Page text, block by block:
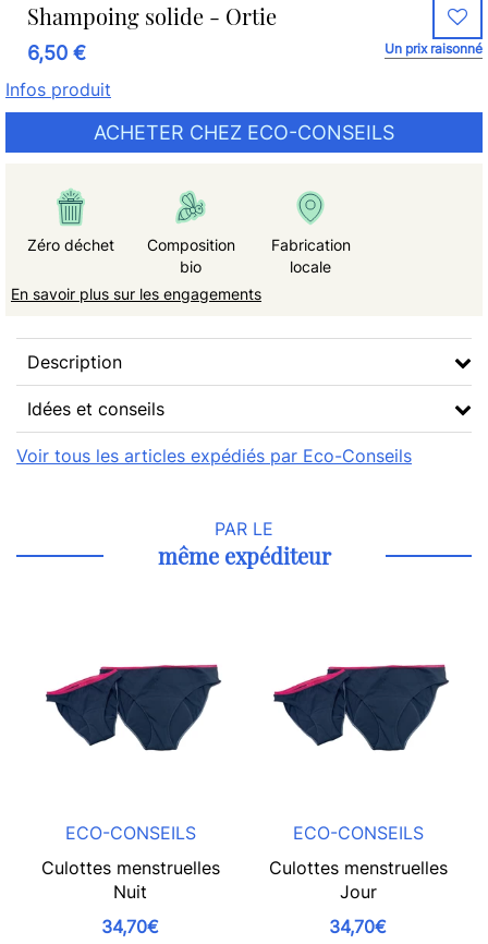
Shampoing solide - Ortie
6,50 € Un prix raisonné
Infos produit
ACHETER CHEZ ECO-CONSEILS
Zéro déchet
Composition
bio
Fabrication
locale
En savoir plus sur les engagements
Description
Idées et conseils
Voir tous les articles expédiés par Eco-Conseils
PAR LE
même expéditeur
ECO-CONSEILS
Culottes menstruelles
Nuit
34,70€
ECO-CONSEILS
Culottes menstruelles
Jour
34,70€